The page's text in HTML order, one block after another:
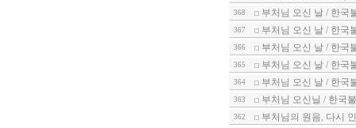
368 부처님 오신 날 / 한국
367 부처님 오신 날 / 한국
366 부처님 오신 날 / 한국
365 부처님 오신 날 / 한국
364 부처님 오신 날 / 한국
363 부처님 오신닐 / 한국
362 부처님의 원음, 다시